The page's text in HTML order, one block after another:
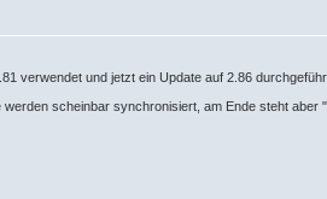
verwendet und jetzt ein Update auf 2.86
scheinbar synchronisiert, am Ende steht